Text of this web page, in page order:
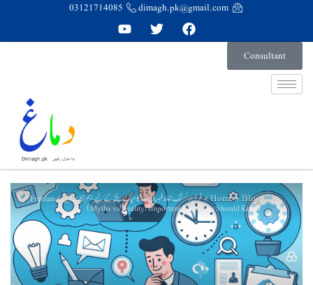
dimagh.pk@gmail.com
03121714085
Consultant
Home»Blog
» فری لانسنگ: غلط فہمیاں اور کامیاب بننے کے لیے اہم نکات (Freelancing
Myths vs Reality: Important Facts You Should Know)